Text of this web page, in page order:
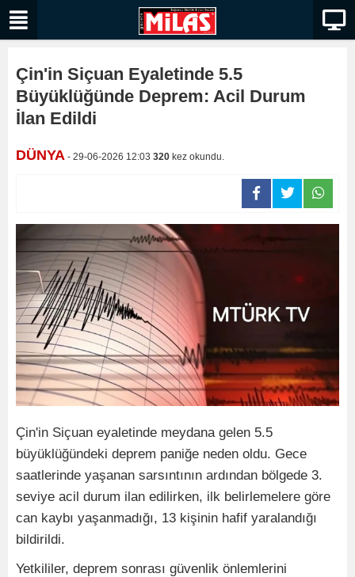
Çin'in Siçuan Eyaletinde 5.5
Büyüklüğünde Deprem: Acil Durum
İlan Edildi
DÜNYA - 29-06-2026 12:03 320 kez okundu.
Çin'in Siçuan eyaletinde meydana gelen 5.5
büyüklüğündeki deprem paniğe neden oldu. Gece
saatlerinde yaşanan sarsıntının ardından bölgede 3.
seviye acil durum ilan edilirken, ilk belirlemelere göre
can kaybı yaşanmadığı, 13 kişinin hafif yaralandığı
bildirildi.
Yetkililer, deprem sonrası güvenlik önlemlerini